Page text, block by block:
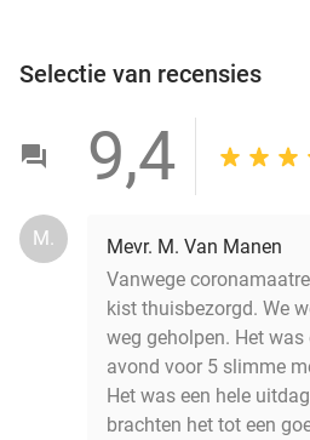
Selectie van recensies
9,4
M.
Mevr. M. Van Manen
Vanwege
kist thuisbezorgd. We
weg geholpen. Het
avond voor 5 slimme
Het was een hele
brachten het tot een